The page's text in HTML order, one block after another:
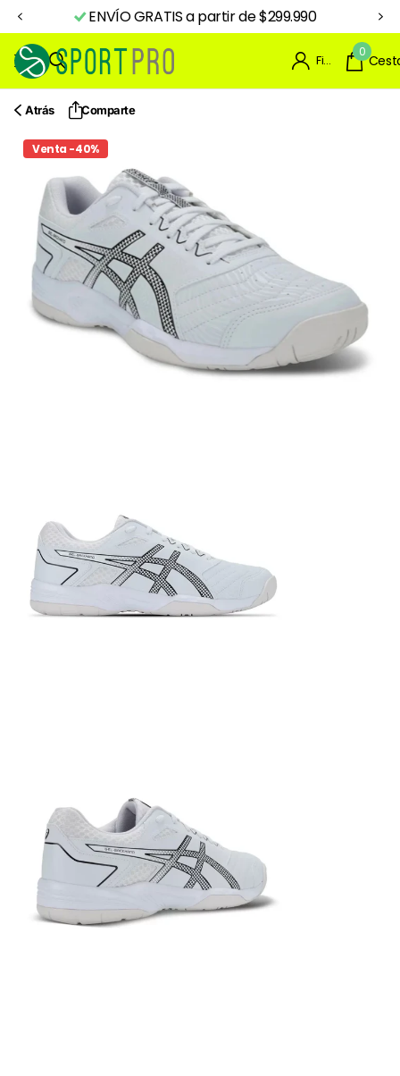
ENVÍO GRATIS a partir de $299.990
Firme en el registro
0
Atrás Comparte
Venta -40%